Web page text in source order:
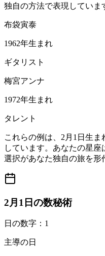
独自の方法で表現していま
布袋寅泰
1962年生まれ
ギタリスト
梅宮アンナ
1972年生まれ
タレント
これらの例は、2月1日生
しています。あなたの星
選択があなた独自の旅を形
2月1日の数秘術
日の数字：1
主導の日